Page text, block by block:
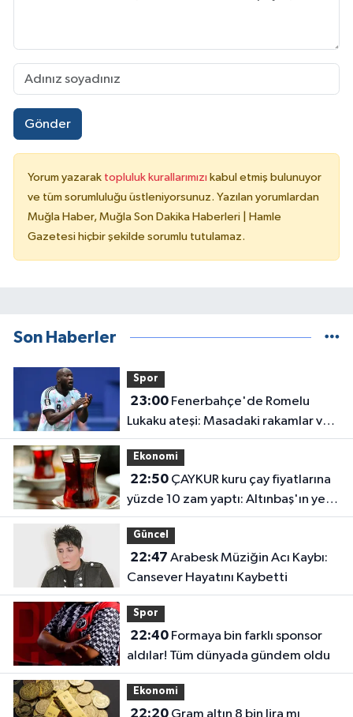
Gönder
Yorum yazarak topluluk kurallarımızı kabul etmiş bulunuyor
ve tüm sorumluluğu üstleniyorsunuz. Yazılan yorumlardan
Muğla Haber, Muğla Son Dakika Haberleri | Hamle
Gazetesi hiçbir şekilde sorumlu tutulamaz.
Son Haberler
Spor
23:00Fenerbahçe'de Romelu
Lukaku ateşi: Masadaki rakamlar ve
transferin detayları belli oldu
Ekonomi
22:50ÇAYKUR kuru çay fiyatlarına
yüzde 10 zam yaptı: Altınbaş'ın yeni
fiyatı belli oldu
Güncel
22:47
Cansever Hayatını Kaybetti
Spor
22:40Formaya bin farklı sponsor
aldılar! Tüm dünyada gündem oldu
Ekonomi
22:20Gram altın 8 bin lira mı